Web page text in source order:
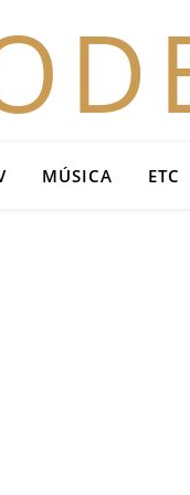
MÚSICA ETC